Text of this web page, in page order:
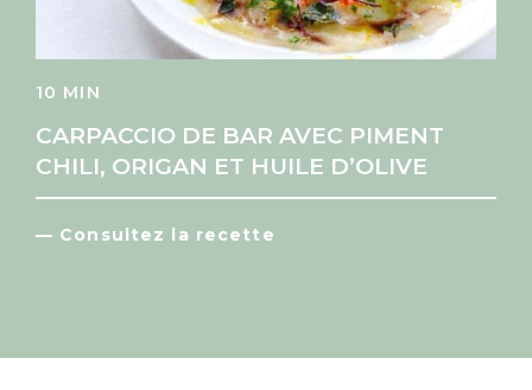
10 MIN
CARPACCIO DE BAR AVEC PIMENT
CHILI, ORIGAN ET HUILE D’OLIVE
— Consultez la recette